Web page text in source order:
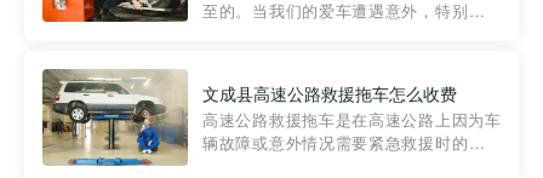
至的。当我们的爱车遭遇意外，特别是在
细解析一下市区事故救援拖车的收费标
准，以及在选用拖车服务时应注...
文成县高速公路救援拖车怎么收费
高速公路救援拖车是在高速公路上因为车
辆故障或意外情况需要紧急救援时的必备